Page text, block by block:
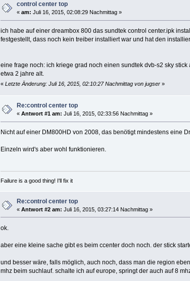
control center top
«am: Juli 16, 2015, 02:08:29 Nachmittag »
ich habe auf einer dreambox 800 das sundtek control center.ipk
festgestellt, dass noch kein treiber installiert war und hat den
eine frage noch: ich kriege grad noch einen sundtek dvb-s2 sky
etwa 2 jahre alt.
« Letzte Änderung: Juli 16, 2015, 02:10:27 Nachmittag von jugser»
Re:control center top
«Antwort #1 am: Juli 16, 2015, 02:33:56 Nachmittag »
Nicht auf einer DM800HD von 2008, das benötigt mindestens eine
Einzeln wird's aber wohl funktionieren.
Failure is a good thing! I'll fix it
Re:control center top
«Antwort #2 am: Juli 16, 2015, 03:27:14 Nachmittag »
ok.
aber eine kleine sache gibt es beim ccenter doch noch. der stick
und besser wäre, falls möglich, auch noch, dass man die region
mhz beim suchlauf. schalte ich auf europe, springt der auch auf 8